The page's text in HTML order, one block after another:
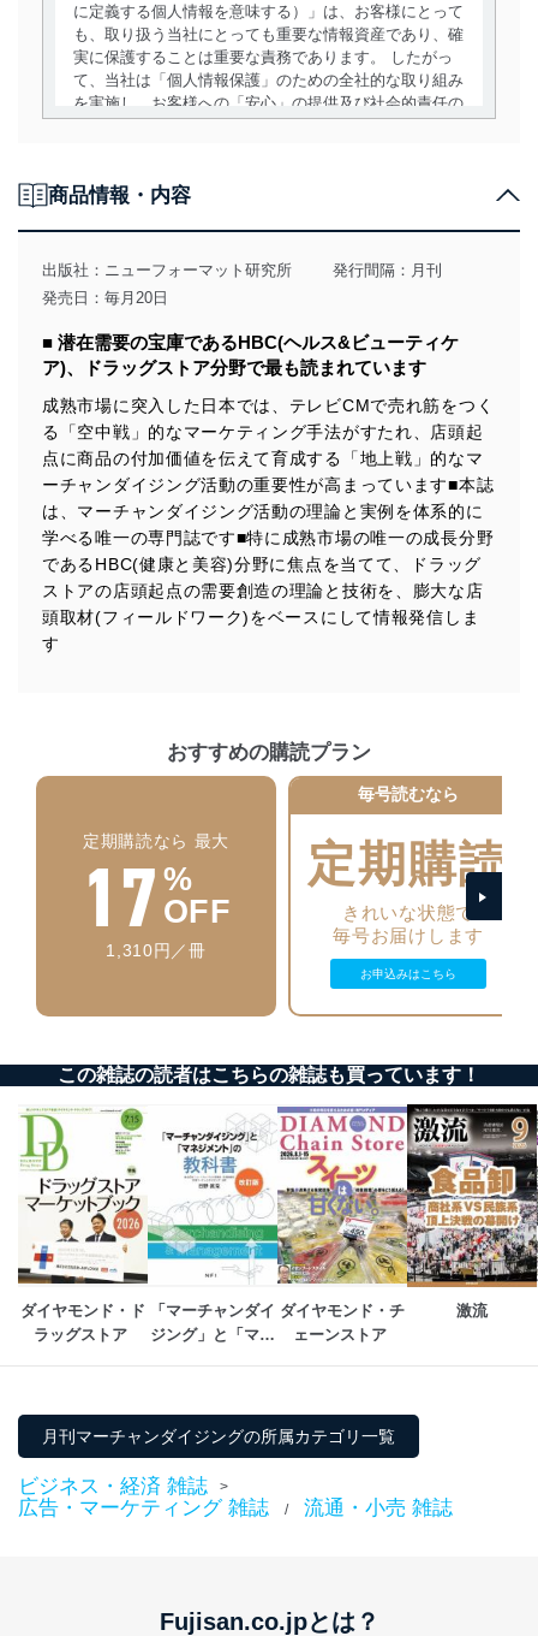
に定義する個人情報を意味する）」は、お客様にとって
も、取り扱う当社にとっても重要な情報資産であり、確
実に保護することは重要な責務であります。 したがっ
て、当社は「個人情報保護」のための全社的な取り組み
を実施し、お客様への「安心」の提供及び社会的責任の
用目的を明確にし、本人の同意を得たうえで利用目的の
達成に必要な範囲内で適法かつ公正な手段によって取
得・利用・提供を行います。また、当社が保有している
個人情報は、同意を得ずに目的外利用、第三者への提
みを確実にするため、従業者等の教育を徹底してまいり
ます。また、目的外利用を行わないために、適切な管理
措置を講じます。
法令遵守
当社は、個人情報に関連する法令、国が定める指針及び
その他の規範を遵守します。また、当社の管理の仕組み
に、これらの法令及びその他の規範を常に適合させま
す。
個人情報の安全管理措置
アクセス制御
個人データを取り扱うことのできる機器及び当該
機器を取り扱う従業者を明確化し、 個人データへ
の不要なアクセスを防止しています。
アクセス者の識別と認証
機器に標準装備されているユーザー制御機能（ユ
ーザーアカウント制御）により、個人情報データ
ベース等を取り扱う情報システムを使用する従業
者を識別・認証しています。
個人データを取り扱う機器等のオペレーティング
個人データを取り扱う機器等にセキュリティ対策
ソフトウェア等を導入し、自動更新 機能等の活用
により、これを最新状態としています。
情報システムの使用に伴う漏洩等の防止
メール等により個人データの含まれるファイルを
送信する場合に、当該ファイルへのパスワードを
設定しています。
個人情報保護マネジメントシステムの継続的改善
当社は、内部監査及びマネジメントレビューの機会を通
じて、個人情報保護マネジメントシステムを継続的に改
貴殿の個人情報及び当社の個人情報保護マネジメントシ
ステムに関するご相談及び苦情については以下までご連
絡ください。
適切、かつ迅速に対応させていただきます。
FAX：03-5459-7073
商品情報・内容
出版社： ニューフォーマット研究所
発行間隔：月刊
発売日：毎月20日
■ 潜在需要の宝庫であるHBC(ヘルス&ビューティケ
ア)、ドラッグストア分野で最も読まれています
成熟市場に突入した日本では、テレビCMで売れ筋をつく
る「空中戦」的なマーケティング手法がすたれ、店頭起
点に商品の付加価値を伝えて育成する「地上戦」的なマ
ーチャンダイジング活動の重要性が高まっています■本誌
は、マーチャンダイジング活動の理論と実例を体系的に
学べる唯一の専門誌です■特に成熟市場の唯一の成長分野
であるHBC(健康と美容)分野に焦点を当てて、ドラッグ
ストアの店頭起点の需要創造の理論と技術を、膨大な店
頭取材(フィールドワーク)をベースにして情報発信しま
す
おすすめの購読プラン
定期購読なら 最大
17 %
OFF
1,310円／冊
毎号読むなら
定期購読
きれいな状態で
毎号お届けします
お申込みはこちら
この雑誌の読者はこちらの雑誌も買っています！
ダイヤモンド・ド
「マーチャンダイ
ジング」と「マネ
ダイヤモンド・チ
激流
月刊マーチャンダイジングの所属カテゴリ一覧
ビジネス・経済 雑誌 >
広告・マーケティング 雑誌 / 流通・小売 雑誌
Fujisan.co.jpとは？